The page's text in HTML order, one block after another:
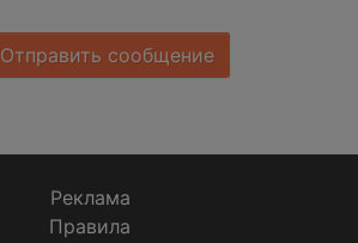
Отправить сообщение
Реклама
Правила